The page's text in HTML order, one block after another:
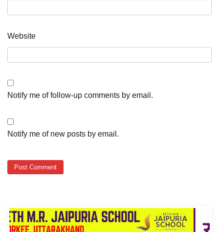
Website
Notify me of follow-up comments by email.
Notify me of new posts by email.